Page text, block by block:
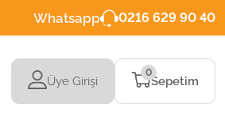
Whatsapp 0216 629 90 40
Üye Girişi Sepetim
0